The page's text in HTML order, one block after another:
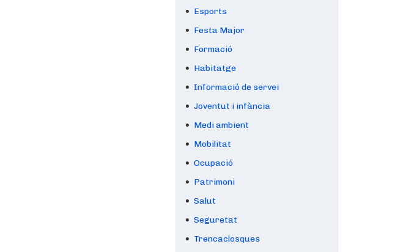
Esports
Festa Major
Formació
Habitatge
Informació de servei
Joventut i infància
Medi ambient
Mobilitat
Ocupació
Patrimoni
Salut
Seguretat
Trencaclosques